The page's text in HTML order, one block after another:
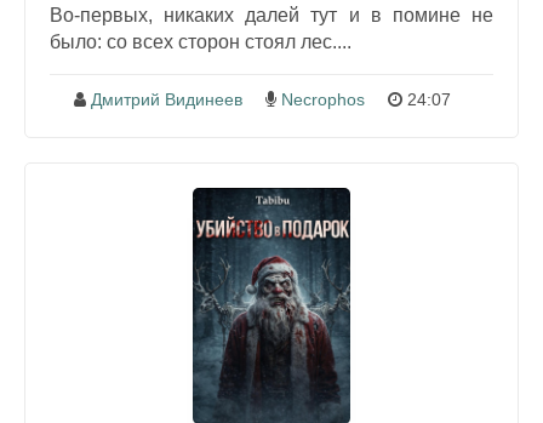
Во‑первых, никаких далей тут и в помине не
было: со всех сторон стоял лес....
Дмитрий Видинеев Necrophos 24:07